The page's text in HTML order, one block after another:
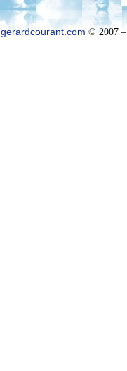
gerardcourant.com © 2007